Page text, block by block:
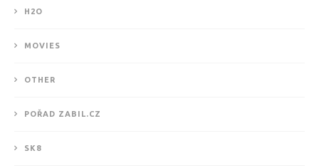
H2O
MOVIES
OTHER
POŘAD ZABIL.CZ
SK8